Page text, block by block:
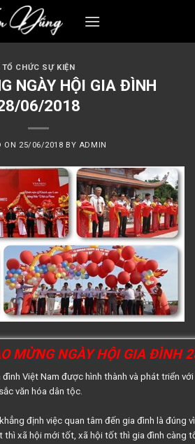
TỔ CHỨC SỰ KIỆN
NGÀY HỘI GIA ĐÌNH
06/2018
ON 25/06/2018 BY ADMIN
MỪNG NGÀY HỘI GIA ĐÌNH
đình Việt Nam được hình thành và phát triển
văn hóa dân tộc.
định việc quan tâm đến gia đình là đúng
thì xã hội mới tốt, xã hội tốt thì gia đình càng